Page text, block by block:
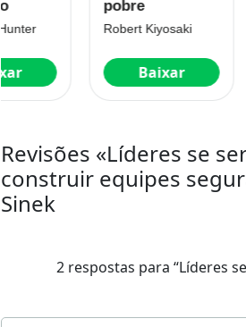
Robert Kiyosaki
Baixar
Babilônia
George S
Revisões «Líderes se
construir equipes
Sinek
2 respostas para “Líderes